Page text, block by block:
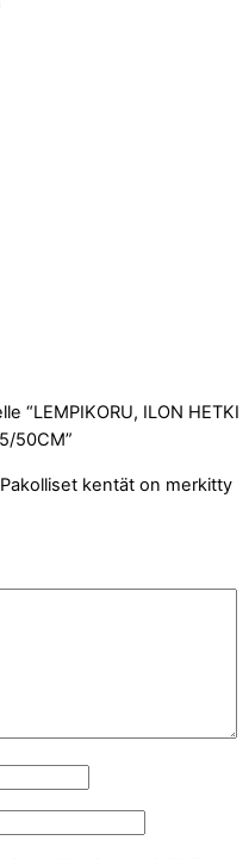
“LEMPIKORU, ILON HETKI
50CM”
Pakolliset kentät on merkitty